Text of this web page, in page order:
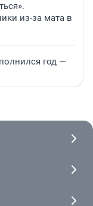
из-за мата в
год —